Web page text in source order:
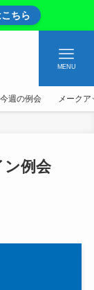
ちら
MENU
今週の例会 メークア
ン例会